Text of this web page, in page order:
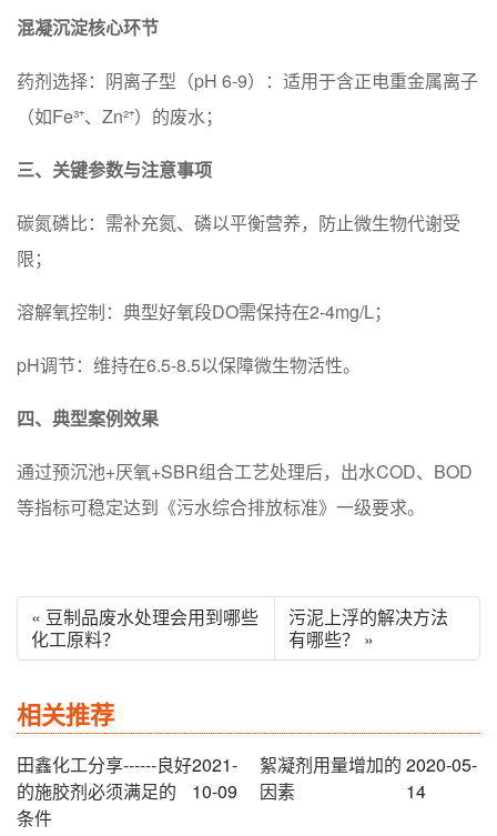
‌混凝沉淀核心环节‌
‌药剂选择‌：阴离子型（pH 6-9）：适用于含正电重金属离子
（如Fe³⁺、Zn²⁺）的废水；
三、关键参数与注意事项
‌碳氮磷比‌：需补充氮、磷以平衡营养，防止微生物代谢受
限；
‌溶解氧控制‌：典型好氧段DO需保持在2-4mg/L；
‌pH调节‌：维持在6.5-8.5以保障微生物活性。
四、典型案例效果
通过预沉池+厌氧+SBR组合工艺处理后，出水COD、BOD
等指标可稳定达到《污水综合排放标准》一级要求。
« 豆制品废水处理会用到哪些
化工原料？
污泥上浮的解决方法
有哪些？ »
相关推荐
田鑫化工分享------良好
的施胶剂必须满足的
条件
2021-
10-09
絮凝剂用量增加的
因素
2020-05-
14